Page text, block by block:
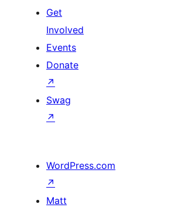
Get
Involved
Events
Donate
↗
Swag
↗
WordPress.com
↗
Matt